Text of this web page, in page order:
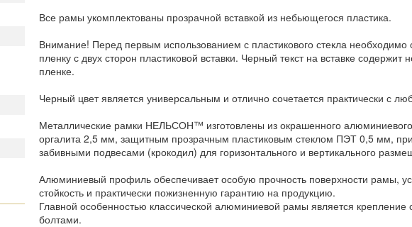
Все рамы укомплектованы прозрачной вставкой из небьющегося пластика.
Внимание! Перед первым использованием с пластикового стекла
пленку с двух сторон пластиковой вставки. Черный текст на вставке
пленке.
Черный цвет является универсальным и отлично сочетается практически с
Металлические рамки НЕЛЬСОН™ изготовлены из окрашенного
оргалита 2,5 мм, защитным прозрачным пластиковым стеклом ПЭТ 0,5 мм,
забивными подвесами (крокодил) для горизонтального и вертикального
Алюминиевый профиль обеспечивает особую прочность поверхности рамы,
стойкость и практически пожизненную гарантию на продукцию.
Главной особенностью классической алюминиевой рамы является крепление
болтами.